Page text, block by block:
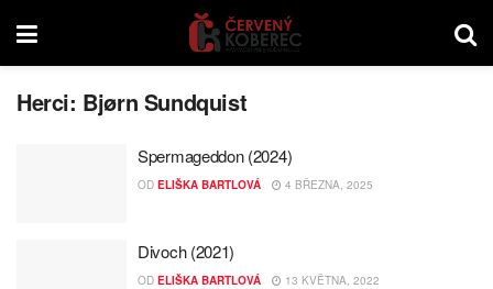
Herci: Bjørn Sundquist
Spermageddon (2024)
OD ELIŠKA BARTLOVÁ 4 BŘEZNA, 2025
Divoch (2021)
OD ELIŠKA BARTLOVÁ 13 KVĚTNA, 2022